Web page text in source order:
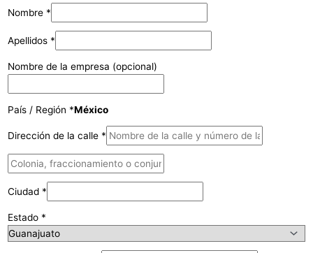
Nombre *
Apellidos *
Nombre de la empresa (opcional)
País / Región *México
Dirección de la calle *
Ciudad *
Estado *